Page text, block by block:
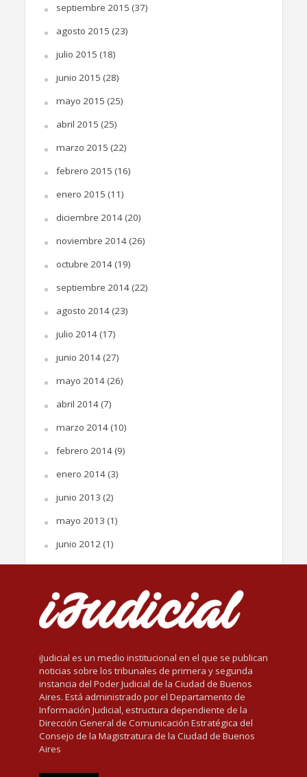
septiembre 2015 (37)
agosto 2015 (23)
julio 2015 (18)
junio 2015 (28)
mayo 2015 (25)
abril 2015 (25)
marzo 2015 (22)
febrero 2015 (16)
enero 2015 (11)
diciembre 2014(20)
noviembre 2014(26)
octubre 2014(19)
septiembre 2014(22)
agosto 2014(23)
julio 2014(17)
junio 2014(27)
mayo 2014(26)
abril 2014(7)
marzo 2014(10)
febrero 2014(9)
enero 2014(3)
junio 2013 (2)
mayo 2013 (1)
junio 2012(1)
iJudicial es un medio institucional en el que se publican
noticias sobre los tribunales de primera y segunda
instancia del Poder Judicial de la Ciudad de Buenos
Aires. Está administrado por el Departamento de
Información Judicial, estructura dependiente de la
Dirección General de Comunicación Estratégica del
Consejo de la Magistratura de la Ciudad de Buenos
Aires